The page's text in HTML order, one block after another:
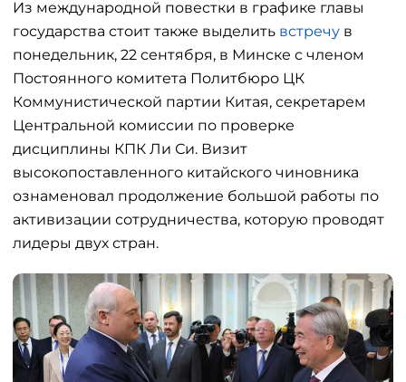
Из международной повестки в графике главы
государства стоит также выделить встречу в
понедельник, 22 сентября, в Минске с членом
Постоянного комитета Политбюро ЦК
Коммунистической партии Китая, секретарем
Центральной комиссии по проверке
дисциплины КПК Ли Си. Визит
высокопоставленного китайского чиновника
ознаменовал продолжение большой работы по
активизации сотрудничества, которую проводят
лидеры двух стран.